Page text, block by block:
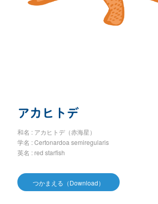
アカヒトデ
和名 : アカヒトデ（赤海星）
学名 : Certonardoa semiregularis
英名 : red starfish
つかまえる（Download）